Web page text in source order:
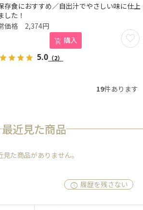
存食におすすめ／自出汁でやさしい味に仕上
した！
お気
2,374円
購入
5.0 （2）
19件あります
最近見た商品
見た商品がありません。
履歴を残さない